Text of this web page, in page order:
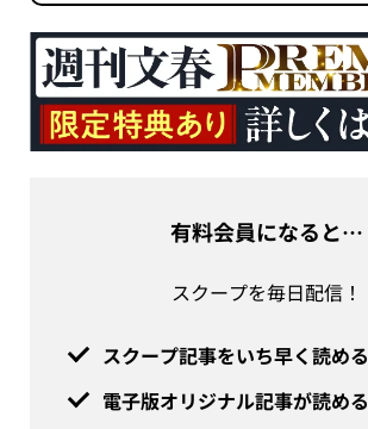
有料会員になると…
スクープを毎日配信！
スクープ記事をいち早く読める
電子版オリジナル記事が読める